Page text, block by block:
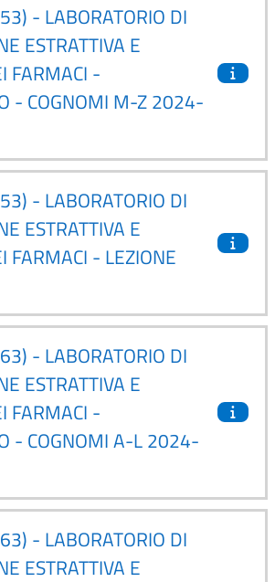
- LABORATORIO DI
ESTRATTIVA E
FARMACI -
- COGNOMI M-Z 2024-
- LABORATORIO DI
ESTRATTIVA E
FARMACI - LEZIONE
- LABORATORIO DI
ESTRATTIVA E
FARMACI -
- COGNOMI A-L 2024-
- LABORATORIO DI
ESTRATTIVA E